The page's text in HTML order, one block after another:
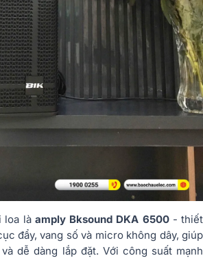
loa là amply Bksound DKA 6500- thiết
đẩy, vang số và micro không dây, giúp
dễ dàng lắp đặt. Với công suất mạnh